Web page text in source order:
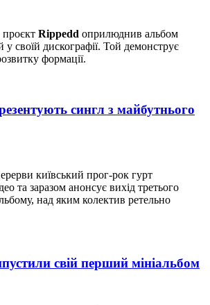
Rippedd оприлюднив альбом
у своїй дискографії. Той демонструє
формації.
сингл з майбутнього
київський прог-рок гурт
та заразом анонсує вихід третього
над яким колектив ретельно
свій перший мініальбом